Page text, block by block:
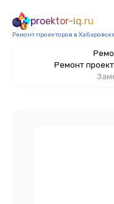
proektor-iq.ru
Ремонт проекторов в
Ремонт